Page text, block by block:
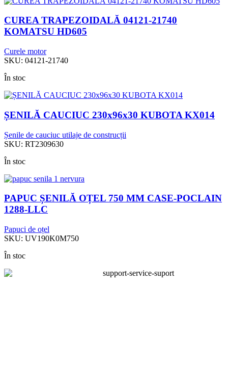
CUREA TRAPEZOIDALĂ 04121-21740
KOMATSU HD605
Curele motor
SKU: 04121-21740
În stoc
ȘENILĂ CAUCIUC 230x96x30 KUBOTA KX014
Șenile de cauciuc utilaje de construcții
SKU: RT2309630
În stoc
PAPUC ȘENILĂ OȚEL 750 MM CASE-POCLAIN
1288-LLC
Papuci de oțel
SKU: UV190K0M750
În stoc